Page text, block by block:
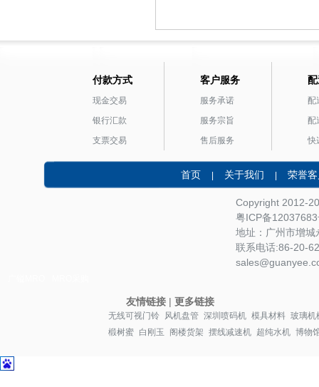
付款方式
现金交易
银行汇款
支票交易
客户服务
服务承诺
服务宗旨
售后服务
配
配
快
首页 | 关于我们 | 荣誉
Copyright 2012-
粤ICP备12037683
地址：广州市增
联系电话:86-20-
友情链接| 更多链接
无线可视门铃 风机盘管 深圳喷码机 模具材料 玻璃机
椴树蜜 白刚玉 阁楼货架 摆线减速机 超纯水机 博物